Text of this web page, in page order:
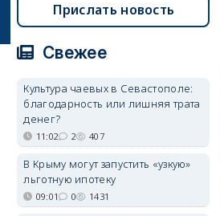
Прислать новость
Свежее
Культура чаевых в Севастополе:
благодарность или лишняя трата
денег?
11:02 2 407
В Крыму могут запустить «узкую»
льготную ипотеку
09:01 0 1431